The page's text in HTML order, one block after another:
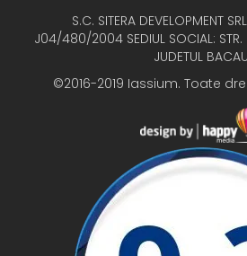
S.C. SITERA DEVELOPMENT
J04/480/2004 SEDIUL SOCIAL: STR.
JUDETUL BACAU
©2016-2019 Iassium. Toate